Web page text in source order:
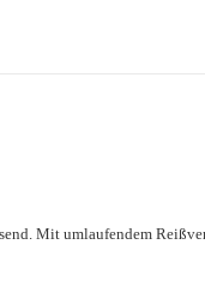
Mit umlaufendem